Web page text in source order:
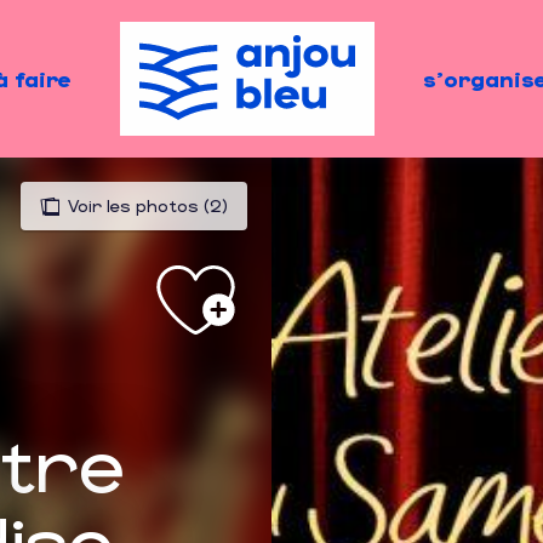
faire
Voir les photos (2)